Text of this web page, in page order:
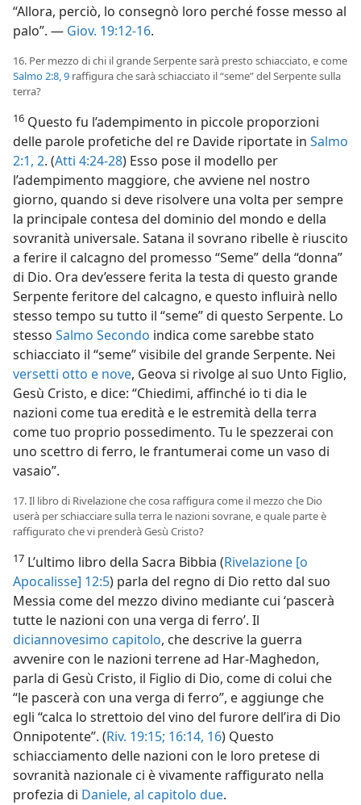
“Allora, perciò, lo consegnò loro perché fosse messo al
palo”. — Giov. 19:12-16.
16. Per mezzo di chi il grande Serpente sarà presto schiacciato, e come
Salmo 2:8, 9 raffigura che sarà schiacciato il “seme” del Serpente sulla
terra?
16 Questo fu l’adempimento in piccole proporzioni
delle parole profetiche del re Davide riportate in Salmo
2:1, 2. (Atti 4:24-28) Esso pose il modello per
l’adempimento maggiore, che avviene nel nostro
giorno, quando si deve risolvere una volta per sempre
la principale contesa del dominio del mondo e della
sovranità universale. Satana il sovrano ribelle è riuscito
a ferire il calcagno del promesso “Seme” della “donna”
di Dio. Ora dev’essere ferita la testa di questo grande
Serpente feritore del calcagno, e questo influirà nello
stesso tempo su tutto il “seme” di questo Serpente. Lo
stesso Salmo Secondo indica come sarebbe stato
schiacciato il “seme” visibile del grande Serpente. Nei
versetti otto e nove, Geova si rivolge al suo Unto Figlio,
Gesù Cristo, e dice: “Chiedimi, affinché io ti dia le
nazioni come tua eredità e le estremità della terra
come tuo proprio possedimento. Tu le spezzerai con
uno scettro di ferro, le frantumerai come un vaso di
vasaio”.
17. Il libro di Rivelazione che cosa raffigura come il mezzo che Dio
userà per schiacciare sulla terra le nazioni sovrane, e quale parte è
raffigurato che vi prenderà Gesù Cristo?
17 L’ultimo libro della Sacra Bibbia (Rivelazione [o
Apocalisse] 12:5) parla del regno di Dio retto dal suo
Messia come del mezzo divino mediante cui ‘pascerà
tutte le nazioni con una verga di ferro’. Il
diciannovesimo capitolo, che descrive la guerra
avvenire con le nazioni terrene ad Har-Maghedon,
parla di Gesù Cristo, il Figlio di Dio, come di colui che
“le pascerà con una verga di ferro”, e aggiunge che
egli “calca lo strettoio del vino del furore dell’ira di Dio
Onnipotente”. (Riv. 19:15; 16:14, 16) Questo
schiacciamento delle nazioni con le loro pretese di
sovranità nazionale ci è vivamente raffigurato nella
profezia di Daniele, al capitolo due.